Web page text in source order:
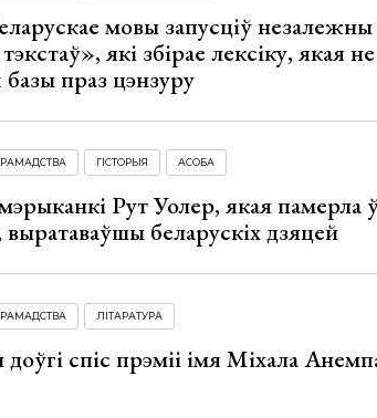
мовы запусціў
які збірае лексіку, якая
праз цэнзуру
ГІСТОРЫЯ АСОБА
Рут Уолер, якая
выратаваўшы беларускіх дзяцей
ЛІТАРАТУРА
спіс прэміі імя Міхала